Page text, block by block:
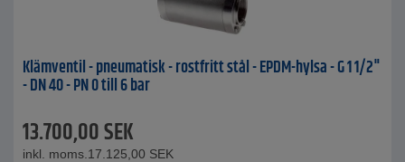
Klämventil - pneumatisk - rostfritt stål - EPDM-hylsa - G 1 1/2"
- DN 40 - PN 0 till 6 bar
13.700,00SEK
inkl. moms. 17.125,00 SEK